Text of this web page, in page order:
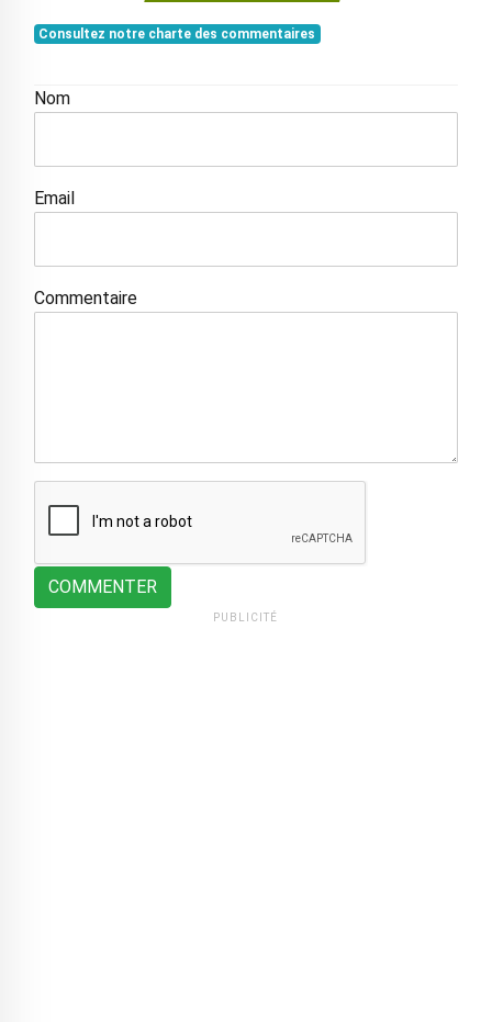
Consultez notre charte des commentaires
Nom
Email
Commentaire
COMMENTER
PUBLICITÉ